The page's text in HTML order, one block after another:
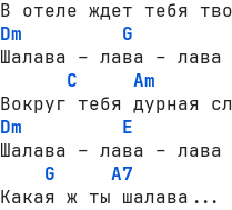
Dm
G
Шалава – лава – лава
C
Am
Dm
E
Шалава – лава – лава
G
A7
Какая ж ты шалава...